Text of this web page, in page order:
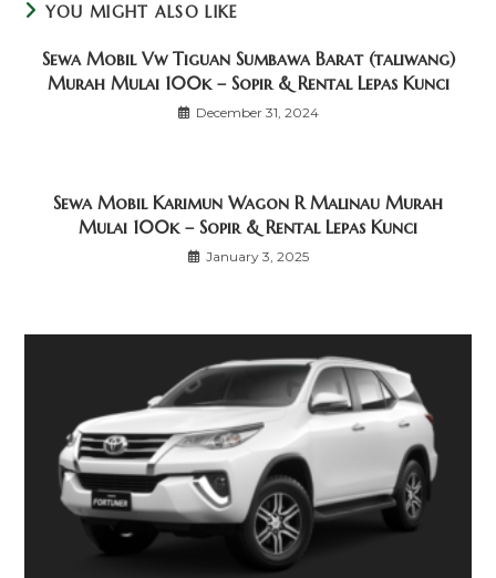
YOU MIGHT ALSO LIKE
Sewa Mobil Vw Tiguan Sumbawa Barat (taliwang)
Murah Mulai 100k – Sopir & Rental Lepas Kunci
December 31, 2024
Sewa Mobil Karimun Wagon R Malinau Murah
Mulai 100k – Sopir & Rental Lepas Kunci
January 3, 2025